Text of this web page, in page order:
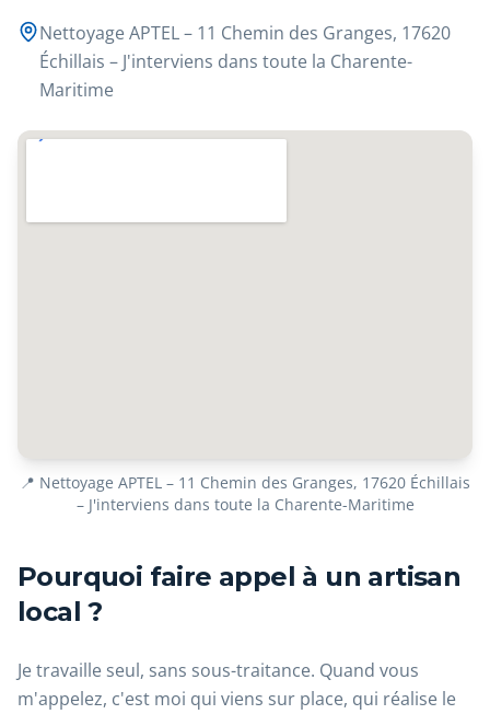
Nettoyage APTEL – 11 Chemin des Granges, 17620
Échillais – J'interviens dans toute la Charente-
Maritime
📍 Nettoyage APTEL – 11 Chemin des Granges, 17620 Échillais
– J'interviens dans toute la Charente-Maritime
Pourquoi faire appel à un artisan
local ?
Je travaille seul, sans sous-traitance. Quand vous
m'appelez, c'est moi qui viens sur place, qui réalise le